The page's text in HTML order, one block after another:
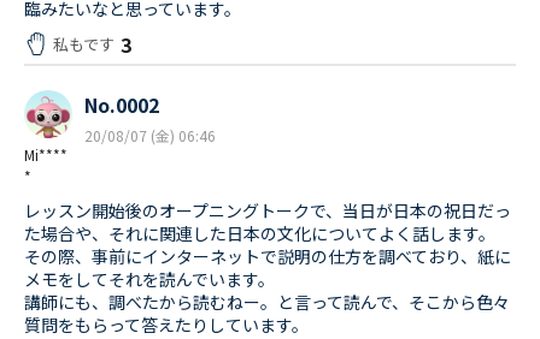
臨みたいなと思っています。
私もです 3
Mi****
*
No.0002
20/08/07 (金) 06:46
レッスン開始後のオープニングトークで、当日が日本の祝日だっ
た場合や、それに関連した日本の文化についてよく話します。
その際、事前にインターネットで説明の仕方を調べており、紙に
メモをしてそれを読んでいます。
講師にも、調べたから読むねー。と言って読んで、そこから色々
質問をもらって答えたりしています。